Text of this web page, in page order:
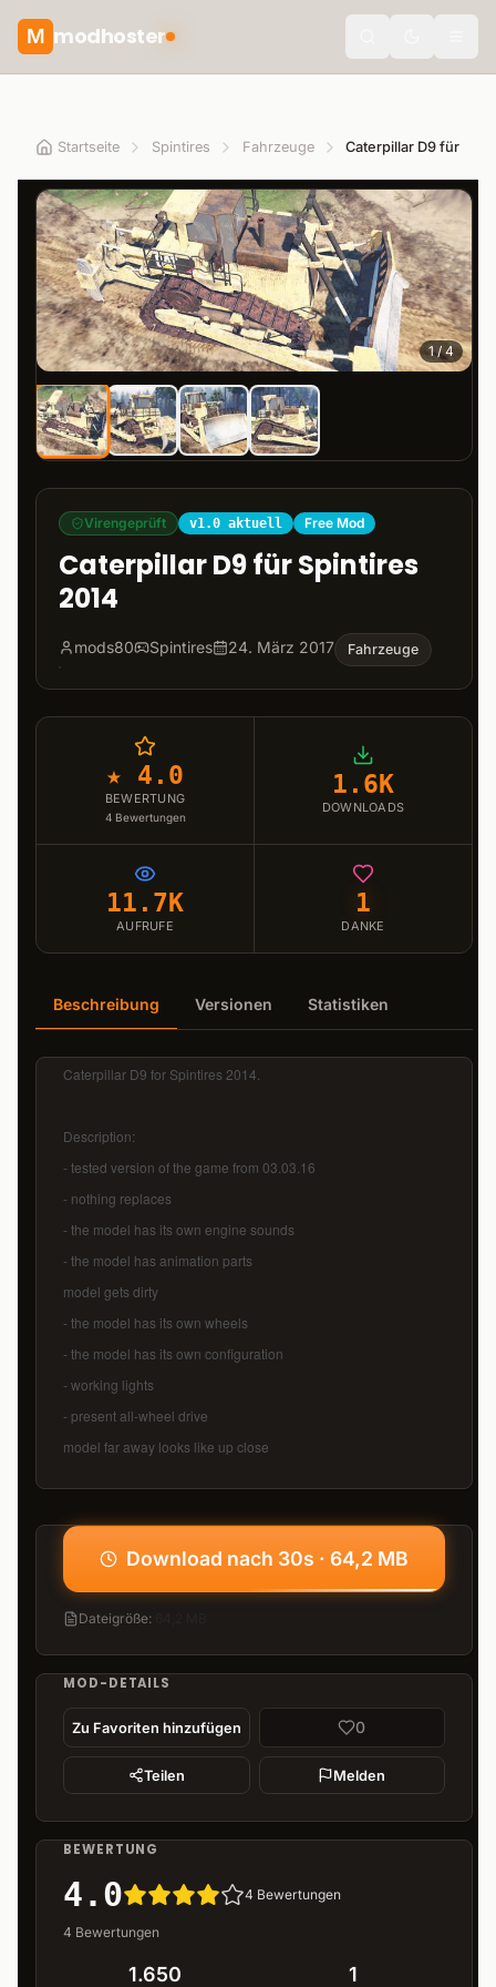
M modhoster
Startseite Spintires Fahrzeuge Caterpillar D9 für
1/4
Virengeprüft v1.0 aktuell Free Mod
Caterpillar D9 für Spintires
2014
mods80 Spintires 24. März 2017 Fahrzeuge
★ 4.0
BEWERTUNG
4 Bewertungen
1.6K
DOWNLOADS
11.7K
AUFRUFE
1
DANKE
Beschreibung Versionen Statistiken
Caterpillar D9 for Spintires 2014.
Description:
- tested version of the game from 03.03.16
- nothing replaces
- the model has its own engine sounds
- the model has animation parts
model gets dirty
- the model has its own wheels
- the model has its own configuration
- working lights
- present all-wheel drive
model far away looks like up close
Download nach 30s · 64,2 MB
Dateigröße:
MOD-DETAILS
Zu Favoriten hinzufügen 0
Teilen Melden
BEWERTUNG
4.0 4 Bewertungen
4 Bewertungen
1.650 1